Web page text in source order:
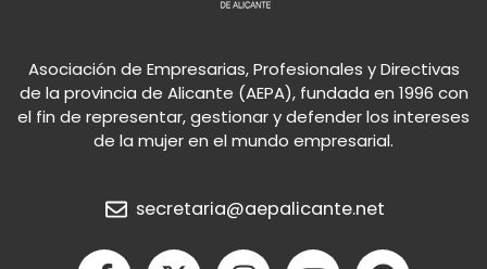
Asociación de Empresarias, Profesionales y Directivas
de la provincia de Alicante (AEPA), fundada en 1996 con
el fin de representar, gestionar y defender los intereses
de la mujer en el mundo empresarial.
secretaria@aepalicante.net